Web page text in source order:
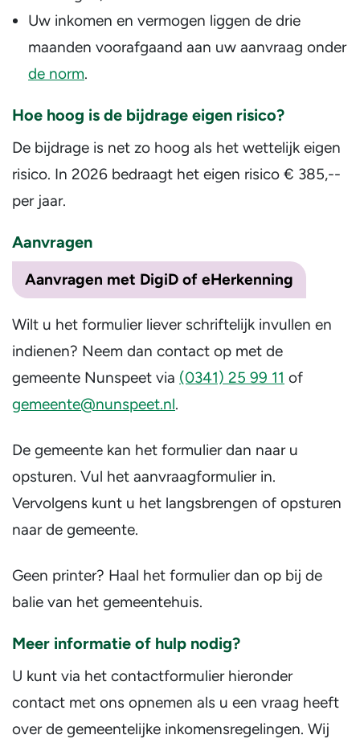
Uw inkomen en vermogen liggen de drie
maanden voorafgaand aan uw aanvraag onder
de norm.
Hoe hoog is de bijdrage eigen risico?
De bijdrage is net zo hoog als het wettelijk eigen
risico. In 2026 bedraagt het eigen risico € 385,--
per jaar.
Aanvragen
Aanvragen met DigiD of eHerkenning
Wilt u het formulier liever schriftelijk invullen en
indienen? Neem dan contact op met de
gemeente Nunspeet via (0341) 25 99 11 of
gemeente@nunspeet.nl.
De gemeente kan het formulier dan naar u
opsturen. Vul het aanvraagformulier in.
Vervolgens kunt u het langsbrengen of opsturen
naar de gemeente.
Geen printer? Haal het formulier dan op bij de
balie van het gemeentehuis.
Meer informatie of hulp nodig?
U kunt via het contactformulier hieronder
contact met ons opnemen als u een vraag heeft
over de gemeentelijke inkomensregelingen. Wij